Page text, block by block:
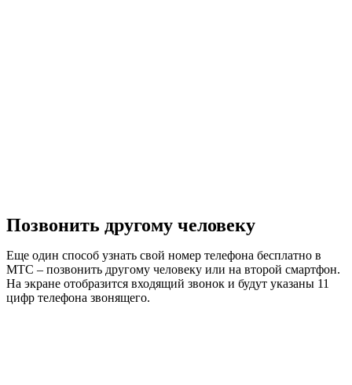
Позвонить другому человеку
Еще один способ узнать свой номер телефона бесплатно в
МТС – позвонить другому человеку или на второй смартфон.
На экране отобразится входящий звонок и будут указаны 11
цифр телефона звонящего.